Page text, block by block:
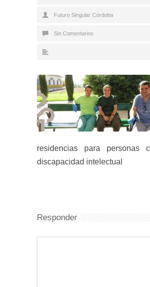
Futuro Singular Córdoba
Sin Comentarios
residencias para personas
discapacidad intelectual
Responder